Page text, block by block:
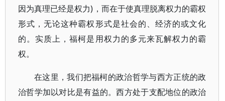
因为真理已经是权力)，而在于使真理脱离权力的霸权
形式，无论这种霸权形式是社会的、经济的或文化
的。实质上，福柯是用权力的多元来瓦解权力的霸
权。
在这里，我们把福柯的政治哲学与西方正统的政
治哲学加以对比是有益的。西方处于支配地位的政治